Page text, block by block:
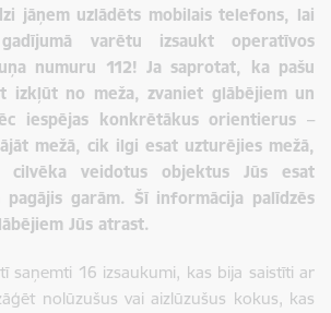
jāņem uzlādēts mobilais telefons, lai
gadījumā varētu izsaukt operatīvos
numuru 112! Ja saprotat, ka pašu
izkļūt no meža, zvaniet glābējiem un
iespējas konkrētākus orientierus –
mežā, cik ilgi esat uzturējies mežā,
cilvēka veidotus objektus Jūs esat
garām. Šī informācija palīdzēs
Jūs atrast.
saņemti 16 izsaukumi, kas bija saistīti ar
nolūzušus vai aizlūzušus kokus, kas